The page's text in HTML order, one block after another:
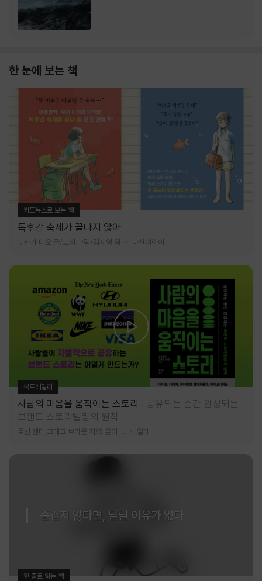
한 눈에 보는 책
카드뉴스로 보는 책
독후감 숙제가 끝나지 않아
누카가 미오 글/토티 그림/김지영 역 다산어린이
북트레일러
사람의 마음을 움직이는 스토리
공유되는 순간 완성되는
브랜드 스토리텔링의 원칙
알레
즐겁지 않다면, 달릴 이유가 없다
한 줄로 읽는 책